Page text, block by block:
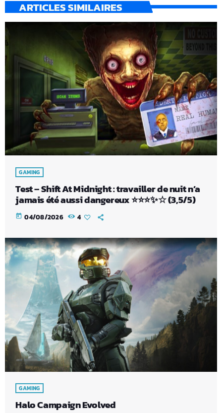
ARTICLES SIMILAIRES
GAMING
Test – Shift At Midnight : travailler de nuit n’a
jamais été aussi dangereux ⭐⭐⭐✨☆ (3,5/5)
today 04/08/2026 4
GAMING
Halo Campaign Evolved